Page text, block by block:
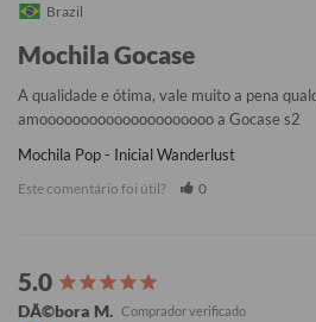
Brazil
Mochila Gocase
A qualidade e ótima, vale muito a pena
amooooooooooooooooooooo a Gocase s2
Mochila Pop - Inicial Wanderlust
Este comentário foi útil? 0
DÃ©bora M.